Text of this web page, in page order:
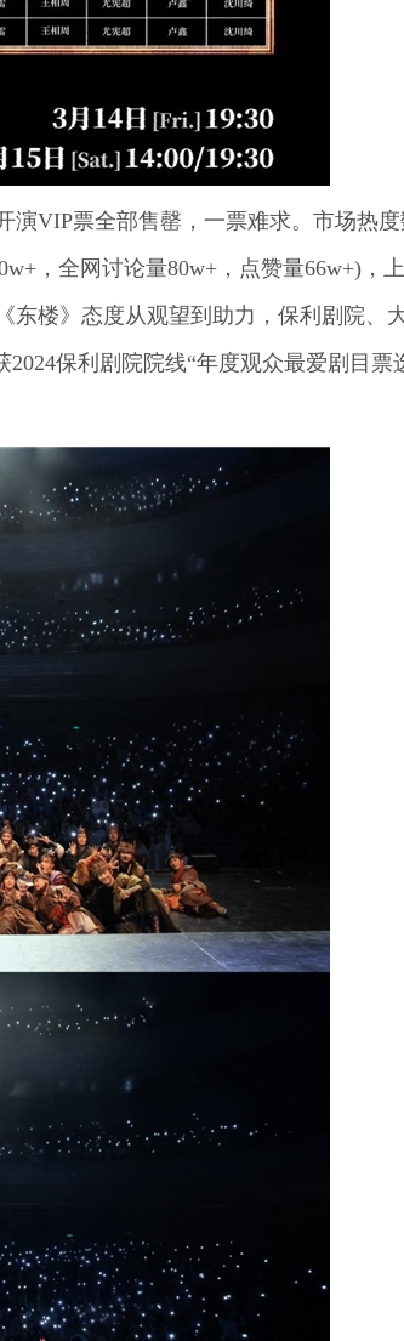
演VIP票全部售罄，一票难求。市场热
，全网讨论量80w+，点赞量66w+)，
东楼》态度从观望到助力，保利剧院、
保利剧院院线“年度观众最爱剧目票